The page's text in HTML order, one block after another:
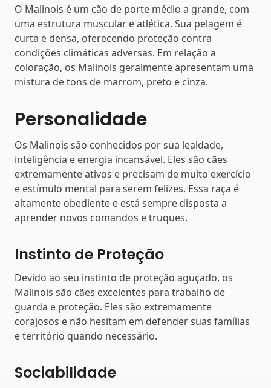
O Malinois é um cão de porte médio a grande, com
uma estrutura muscular e atlética. Sua pelagem é
curta e densa, oferecendo proteção contra
condições climáticas adversas. Em relação a
coloração, os Malinois geralmente apresentam uma
mistura de tons de marrom, preto e cinza.
Personalidade
Os Malinois são conhecidos por sua lealdade,
inteligência e energia incansável. Eles são cães
extremamente ativos e precisam de muito exercício
e estímulo mental para serem felizes. Essa raça é
altamente obediente e está sempre disposta a
aprender novos comandos e truques.
Instinto de Proteção
Devido ao seu instinto de proteção aguçado, os
Malinois são cães excelentes para trabalho de
guarda e proteção. Eles são extremamente
corajosos e não hesitam em defender suas famílias
e território quando necessário.
Sociabilidade